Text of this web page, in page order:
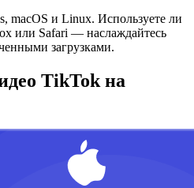
macOS и Linux. Используете ли
или Safari — наслаждайтесь
загрузками.
TikTok на